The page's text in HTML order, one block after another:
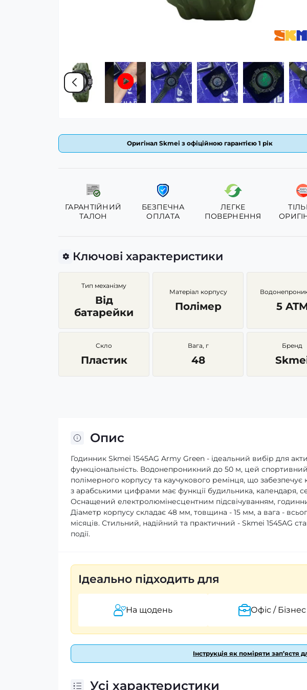
Оригінал Skmei з офіційною гарантією 1 рік
ГАРАНТІЙНИЙ
ТАЛОН
БЕЗПЕЧНА
ОПЛАТА
ЛЕГКЕ
ПОВЕРНЕННЯ
Ключові характеристики
Тип механізму
Від
батарейки
Матеріал корпусу
Полімер 5
Скло
Пластик
Вага, г
48
Бренд
Опис
Годинник Skmei 1545AG Army Green - ідеальний вибір для
функціональність. Водонепроникний до 50 м, цей
полімерного корпусу та каучукового ремінця, що
з арабськими цифрами має функції будильника, календаря,
Оснащений електролюмінесцентним підсвічуванням,
Діаметр корпусу складає 48 мм, товщина - 15 мм, а вага -
місяців. Стильний, надійний та практичний - Skmei 1545AG
події.
Ідеально підходить для
На щодень Офіс / Бізнес
Інструкція як поміряти зап’ястя
Усі характеристики